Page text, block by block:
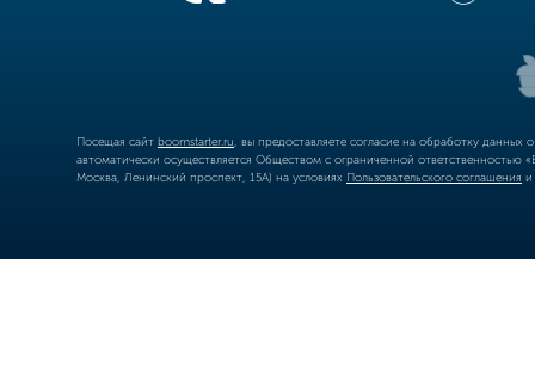
Посещая сайт boomstarter.ru , вы предоставляете согласие на обработку
автоматически осуществляется Обществом с ограниченной
Москва, Ленинский проспект, 15А) на условиях Пользовательского соглашения и